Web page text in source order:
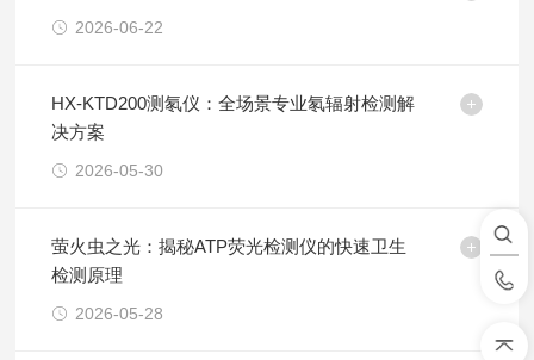
2026-06-22
HX-KTD200测氡仪：全场景专业氡辐射检测解
决方案
2026-05-30
萤火虫之光：揭秘ATP荧光检测仪的快速卫生
检测原理
2026-05-28